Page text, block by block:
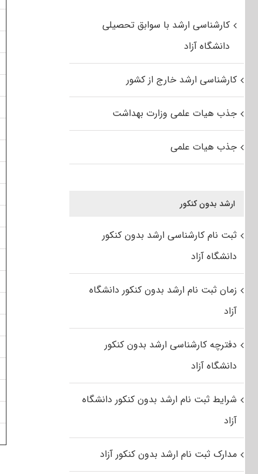
کارشناسی ارشد با سوابق تحصیلی
دانشگاه آزاد
کارشناسی ارشد خارج از کشور
جذب هیات علمی وزارت بهداشت
جذب هیات علمی
ارشد بدون کنکور
ثبت نام کارشناسی ارشد بدون کنکور
دانشگاه آزاد
زمان ثبت نام ارشد بدون کنکور دانشگاه
آزاد
دفترچه کارشناسی ارشد بدون کنکور
دانشگاه آزاد
شرایط ثبت نام ارشد بدون کنکور دانشگاه
آزاد
مدارک ثبت نام ارشد بدون کنکور آزاد